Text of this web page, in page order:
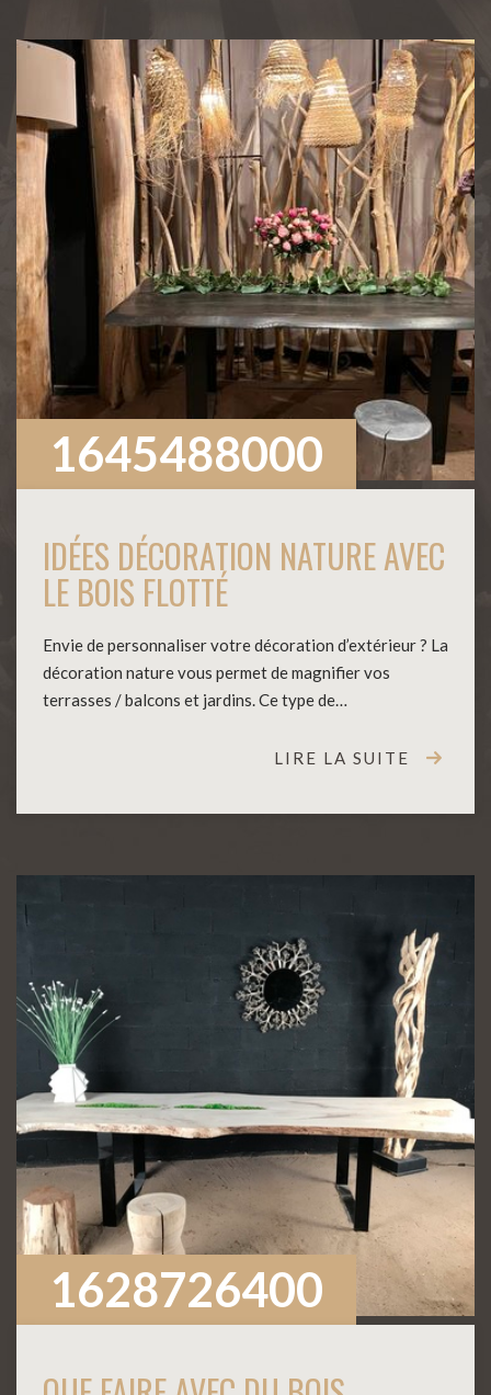
1645488000
IDÉES DÉCORATION NATURE AVEC
LE BOIS FLOTTÉ
Envie de personnaliser votre décoration d’extérieur ? La
décoration nature vous permet de magnifier vos
terrasses / balcons et jardins. Ce type de…
LIRE LA SUITE
1628726400